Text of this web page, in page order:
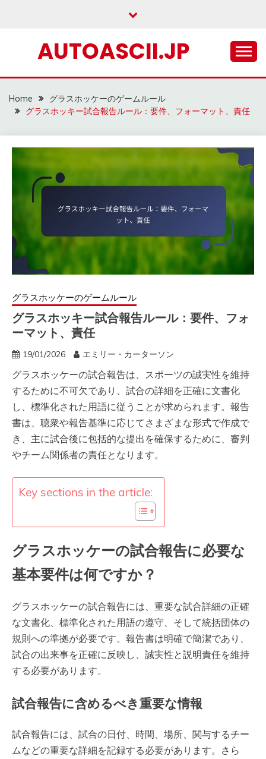
AUTOASCII.JP
Home
グラスホッケーのゲームルール
グラスホッキー試合報告ルール：要件、フォーマット、責任
グラスホッケーのゲームルール
グラスホッキー試合報告ルール：要件、フォ
ーマット、責任
19/01/2026 エミリー・カーターソン
グラスホッケーの試合報告は、スポーツの誠実性を維持
するために不可欠であり、試合の詳細を正確に文書化
し、標準化された用語に従うことが求められます。報告
書は、聴衆や報告基準に応じてさまざまな形式で作成で
き、主に試合後に包括的な提出を確保するために、審判
やチーム関係者の責任となります。
Key sections in the article:
グラスホッケーの試合報告に必要な
基本要件は何ですか？
グラスホッケーの試合報告には、重要な試合詳細の正確
な文書化、標準化された用語の遵守、そして統括団体の
規則への準拠が必要です。報告書は明確で簡潔であり、
試合の出来事を正確に反映し、誠実性と説明責任を維持
する必要があります。
試合報告に含めるべき重要な情報
試合報告には、試合の日付、時間、場所、関与するチー
ムなどの重要な詳細を記録する必要があります。さら